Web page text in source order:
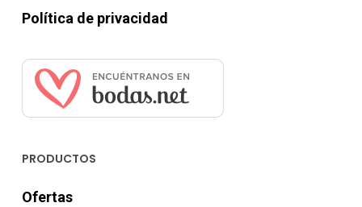
Política de privacidad
PRODUCTOS
Ofertas